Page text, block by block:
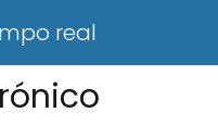
real